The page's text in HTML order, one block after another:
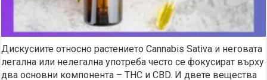
Дискусиите относно растението Cannabis Sativa и неговата
легална или нелегална употреба често се фокусират върху
два основни компонента – THC и CBD. И двете вещества